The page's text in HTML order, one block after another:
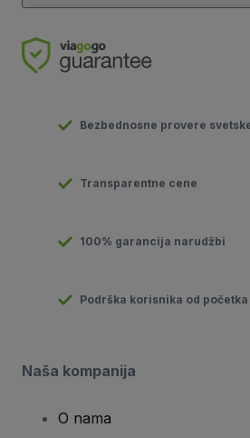
Bezbednosne provere
Transparentne cene
100% garancija narudžbi
Podrška korisnika od
Naša kompanija
O nama